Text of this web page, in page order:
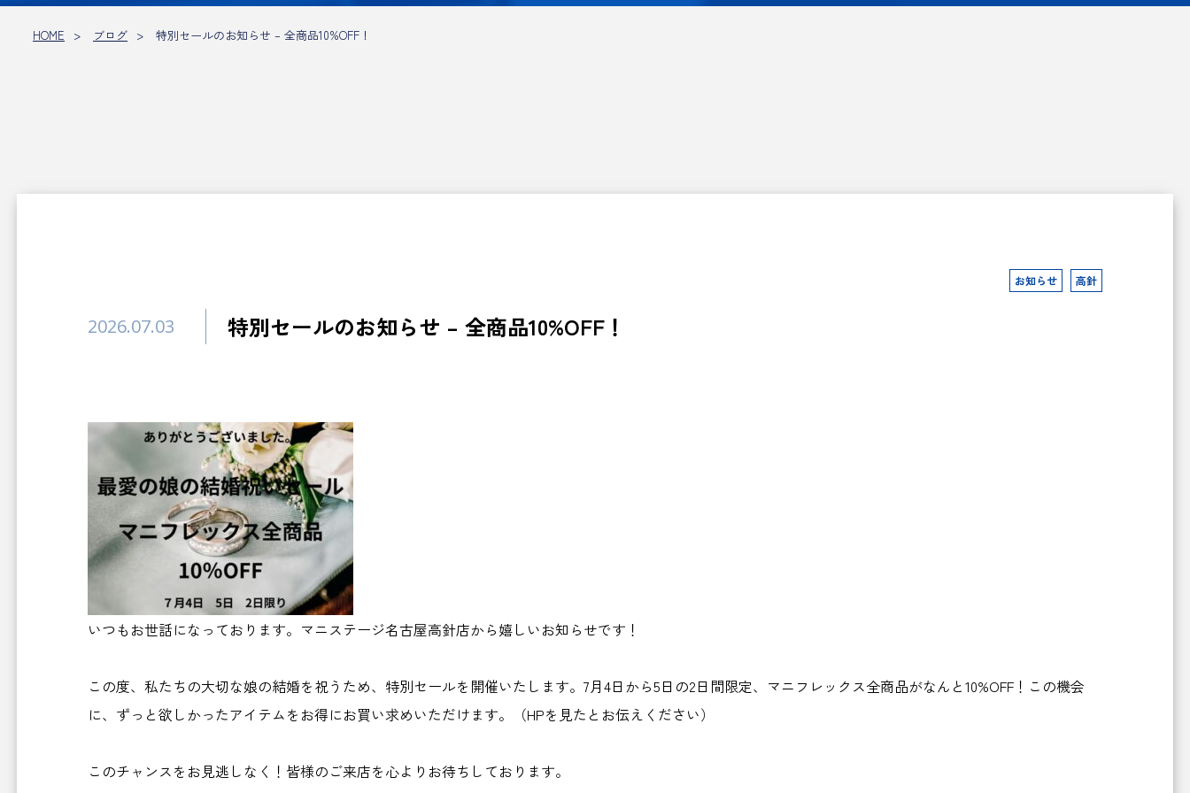
HOME ブログ 特別セールのお知らせ – 全商品10%OFF！
お知らせ 高針
2026.07.03 特別セールのお知らせ – 全商品10%OFF！
いつもお世話になっております。マニステージ名古屋高針店から嬉しいお知らせです！
この度、私たちの大切な娘の結婚を祝うため、特別セールを開催いたします。7月4日から5日の2日間限定、マニフレックス全商品がなんと10%OFF！この機会
に、ずっと欲しかったアイテムをお得にお買い求めいただけます。（HPを見たとお伝えください）
このチャンスをお見逃しなく！皆様のご来店を心よりお待ちしております。